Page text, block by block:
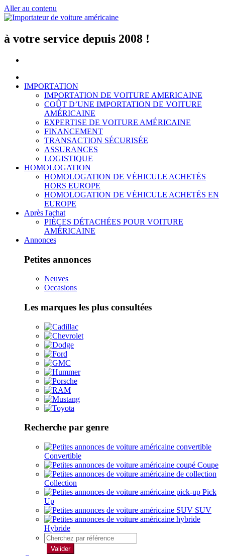
Aller au contenu
à votre service depuis 2008 !
IMPORTATION
IMPORTATION DE VOITURE AMERICAINE
COÛT D’UNE IMPORTATION DE VOITURE
AMÉRICAINE
EXPERTISE DE VOITURE AMÉRICAINE
FINANCEMENT
TRANSACTION SÉCURISÉE
ASSURANCES
LOGISTIQUE
HOMOLOGATION
HOMOLOGATION DE VÉHICULE ACHETÉS
HORS EUROPE
HOMOLOGATION DE VÉHICULE ACHETÉS EN
EUROPE
Après l'achat
PIÈCES DÉTACHÉES POUR VOITURE
AMÉRICAINE
Annonces
Petites annonces
Neuves
Occasions
Les marques les plus consultées
Recherche par genre
Convertible
Coupe
Collection
Pick
Up
SUV
Hybride
Valider